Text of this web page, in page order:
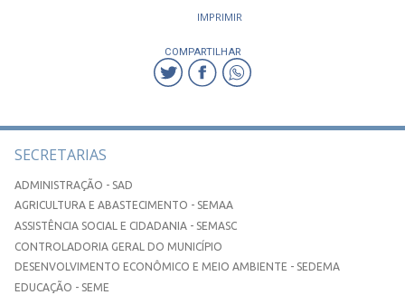
IMPRIMIR
COMPARTILHAR
SECRETARIAS
ADMINISTRAÇÃO - SAD
AGRICULTURA E ABASTECIMENTO - SEMAA
ASSISTÊNCIA SOCIAL E CIDADANIA - SEMASC
CONTROLADORIA GERAL DO MUNICÍPIO
DESENVOLVIMENTO ECONÔMICO E MEIO AMBIENTE - SEDEMA
EDUCAÇÃO - SEME